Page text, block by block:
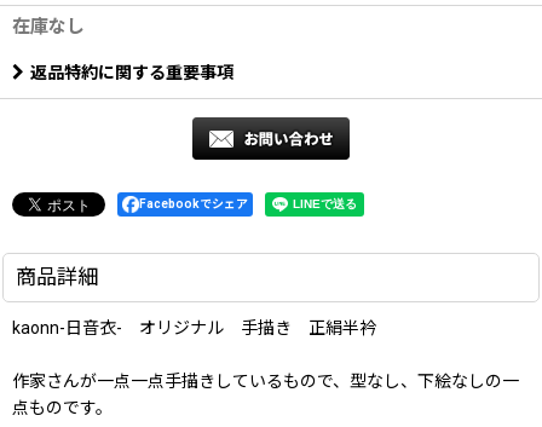
在庫なし
返品特約に関する重要事項
Facebookでシェア
商品詳細
kaonn-日音衣- オリジナル 手描き 正絹半衿
作家さんが一点一点手描きしているもので、型なし、下絵なしの一
点ものです。